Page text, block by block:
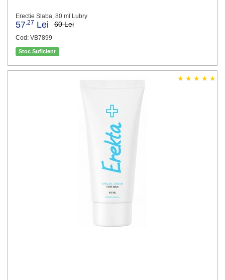
Erectie Slaba, 80 ml Lubry
57 .27 Lei 60 Lei
Cod: VB7899
Stoc Suficient